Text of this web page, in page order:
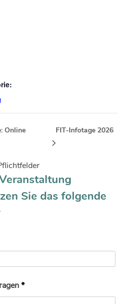
Online
FIT-Infotage 2026
Sie das folgende
*